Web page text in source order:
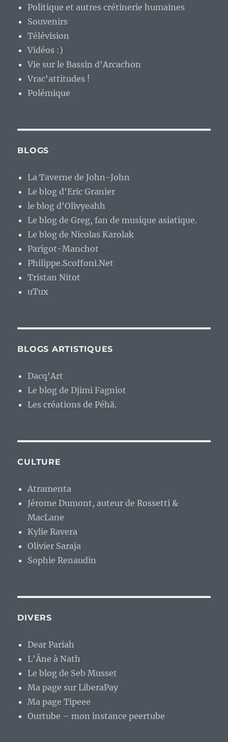
Politique et autres crétinerie humaines
Souvenirs
Télévision
Vidéos :)
Vie sur le Bassin d'Arcachon
Vrac'attitudes !
Polémique
BLOGS
La Taverne de John-John
Le blog d'Eric Granier
le blog d'Olivyeahh
Le blog de Greg, fan de musique asiatique.
Le blog de Nicolas Karolak
Parigot-Manchot
Philippe.Scoffoni.Net
Tristan Nitot
uTux
BLOGS ARTISTIQUES
Dacq'Art
Le blog de Djimi Fagniot
Les créations de Péhä.
CULTURE
Atramenta
Jérome Dumont, auteur de Rossetti &
MacLane
Kylie Ravera
Olivier Saraja
Sophie Renaudin
DIVERS
Dear Pariah
L'Âne à Nath
Le blog de Seb Musset
Ma page sur LiberaPay
Ma page Tipeee
Ourtube – mon instance peertube